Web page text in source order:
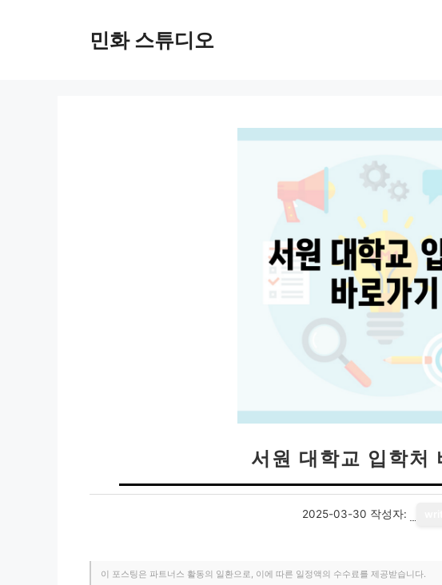
민화 스튜디오
서원 대학교 입학처
2025-03-30 작성자:
이 포스팅은 파트너스 활동의 일환으로, 이에 따른 일정액의 수수료를 제공받습니다.